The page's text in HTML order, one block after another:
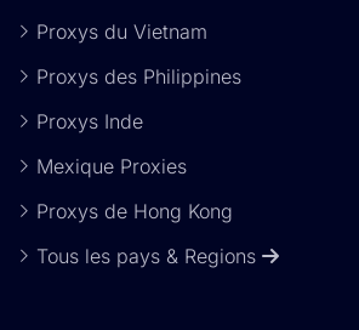
Proxys du Vietnam
Proxys des Philippines
Proxys Inde
Mexique Proxies
Proxys de Hong Kong
Tous les pays & Regions